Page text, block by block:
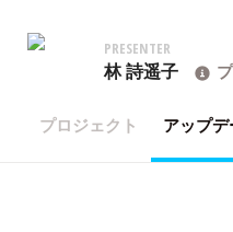
PRESENTER
林 詩遥子
プロジェクト アップデ